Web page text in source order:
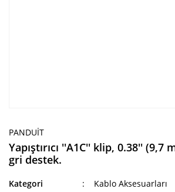
PANDUIT
Yapıştırıcı ''A1C'' klip, 0.38'' (9,7
gri destek.
Kategori
Kablo Aksesuarları